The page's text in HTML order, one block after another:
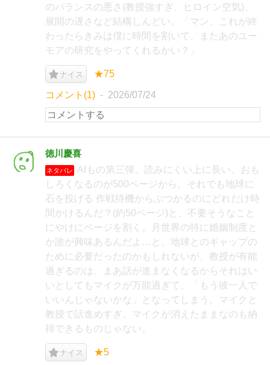
のバランスの悪さ(教授強すぎ、ヒロイン空気)、
展開の遅さなど結構しんどい。「マン、これが終
わったらきみは僕に時間を割いて、またあのユー
モアの研究をやってくれるかい？」
ナイス ★75
コメント(1) 2026/07/24
徳川慶喜
ネタバレ
AIもの第三弾。読みにくい上に長い。おも
しろくなるのが500ページから。それでも地球に
石を投げる 作戦待機からぶつかるのにどれだけ時
間かけるんだ？(約50ページ)と、不要そうなこと
にやけにページを割く。月世界の特に婚姻制度と
か誰が興味あるんだよ…と。地球とのギャップの
ために必要だったのかもしれないが。教授が有能
過ぎるのは、まあ話が進まなくなるからそれはい
いとしてもマイクが万能過ぎて、「もう彼一人で
いいんじゃないかな」となってしまう。マイクと
教授で話進めすぎ。マイクが消えたままなのも納
得できるものじゃない。
ナイス ★5